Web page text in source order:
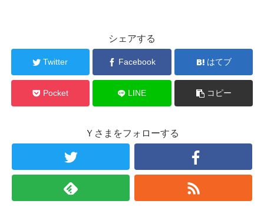
シェアする
Twitter Facebook はてブ
Pocket LINE コピー
Ｙさまをフォローする